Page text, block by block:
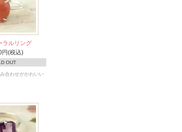
ラルリング
円(税込)
OUT
合わせがかわいい